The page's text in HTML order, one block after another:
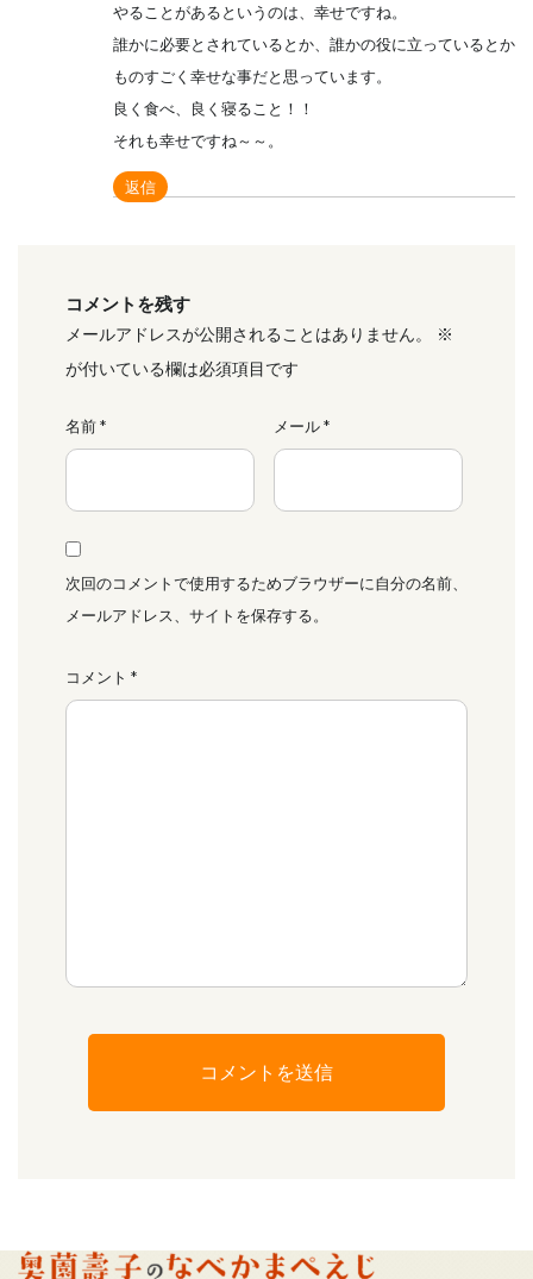
やることがあるというのは、幸せですね。
誰かに必要とされているとか、誰かの役に立っているとか
ものすごく幸せな事だと思っています。
良く食べ、良く寝ること！！
それも幸せですね～～。
返信
コメントを残す
メールアドレスが公開されることはありません。
※
が付いている欄は必須項目です
名前* メール*
次回のコメントで使用するためブラウザーに自分の名前、
メールアドレス、サイトを保存する。
コメント *